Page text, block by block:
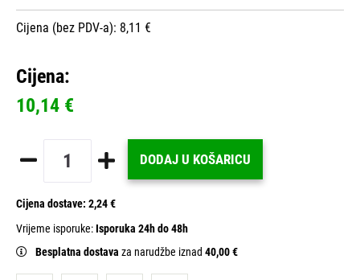
Cijena (bez PDV-a): 8,11 €
Cijena:
10,14 €
DODAJ U KOŠARICU
Cijena dostave: 2,24 €
Vrijeme isporuke:Isporuka 24h do 48h
Besplatna dostava za narudžbe iznad 40,00 €